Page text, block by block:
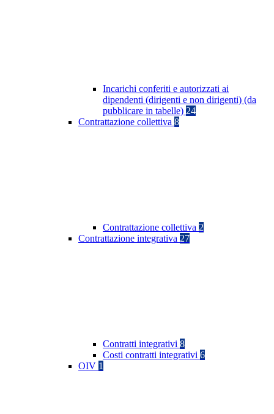
Incarichi conferiti e autorizzati ai
dipendenti (dirigenti e non dirigenti) (da
pubblicare in tabelle) 24
Contrattazione collettiva 8
Contrattazione collettiva 2
Contrattazione integrativa 27
Contratti integrativi 8
Costi contratti integrativi 6
OIV 1